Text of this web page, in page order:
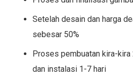
Setelah desain dan harga
sebesar 50%
Proses pembuatan kira-
dan instalasi 1-7 hari